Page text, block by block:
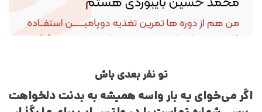
تو نفر بعدی باش
اگر می‌خوای یه بار واسه همیشه به بدنت دلخواهت